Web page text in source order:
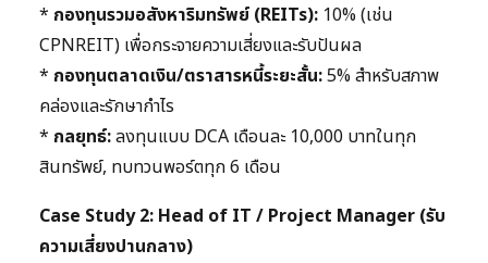
* กองทุนรวมอสังหาริมทรัพย์ (REITs): 10% (เช่น
CPNREIT) เพื่อกระจายความเสี่ยงและรับปันผล
* กองทุนตลาดเงิน/ตราสารหนี้ระยะสั้น:5% สำหรับสภาพ
คล่องและรักษากำไร
* กลยุทธ์:ลงทุนแบบ DCA เดือนละ 10,000 บาทในทุก
สินทรัพย์, ทบทวนพอร์ตทุก 6 เดือน
Case Study 2: Head of IT / Project Manager (รับ
ความเสี่ยงปานกลาง)